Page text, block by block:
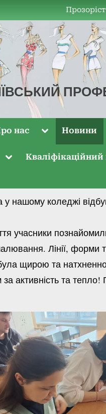
нас Новини
Кваліфікаційний
нашому коледжі
учасники
Лінії, форми
щирою та натхненною
активність та тепло!